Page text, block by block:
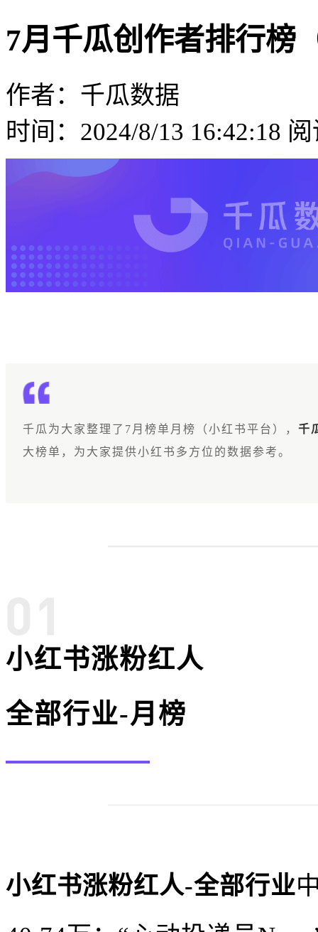
7月千瓜创作者排行榜
作者：千瓜数据
时间：2024/8/13 16:42:18
千瓜为大家整理了7月榜单月榜（小红书平台）， 千
大榜单，为大家提供小红书多方位的数据参考。
小红书涨粉红人
全部行业-月榜
小红书涨粉红人-全部行业